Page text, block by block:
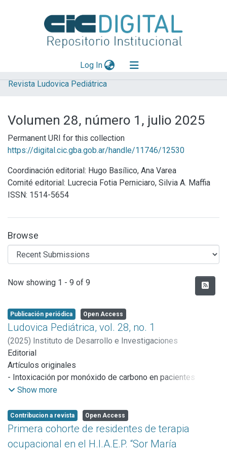
Log In(current)
Explorar
Aportar material
Statistics
Revista Ludovica Pediátrica
Volumen 28, número 1, julio 2025
Permanent URI for this collection
https://digital.cic.gba.gob.ar/handle/11746/12530
Coordinación editorial: Hugo Basílico, Ana Varea
Comité editorial: Lucrecia Fotia Perniciaro, Silvia A. Maffia
ISSN: 1514-5654
Browse
Recent Submissions
Now showing 1 - 9 of 9
Publicación periódica Open Access
Ludovica Pediátrica, vol. 28, no. 1
(2025) Instituto de Desarrollo e Investigaciones
Pediátricas "Profesor Dr. Fernando VITERI"
Editorial
Artículos originales
- Intoxicación por monóxido de carbono en pacientes
pediátricos y sus familias, atendidos en el Hospital Sor
- Resultados preliminares sobre la validez de contenido
basada en el juicio de expertos para una escala de
observación del vínculo madre-bebe en lactantes con
síndrome de Down
Show more
Contribucion a revista Open Access
Primera cohorte de residentes de terapia
ocupacional en el H.I.A.E.P. “Sor María